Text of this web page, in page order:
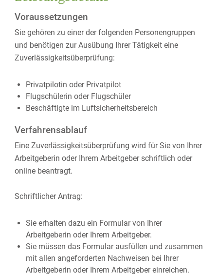
Voraussetzungen
Sie gehören zu einer der folgenden Personengruppen
und benötigen zur Ausübung Ihrer Tätigkeit eine
Zuverlässigkeitsüberprüfung:
Privatpilotin oder Privatpilot
Flugschülerin oder Flugschüler
Beschäftigte im Luftsicherheitsbereich
Verfahrensablauf
Eine Zuverlässigkeitsüberprüfung wird für Sie von Ihrer
Arbeitgeberin oder Ihrem Arbeitgeber schriftlich oder
online beantragt.
Schriftlicher Antrag:
Sie erhalten dazu ein Formular von Ihrer
Arbeitgeberin oder Ihrem Arbeitgeber.
Sie müssen das Formular ausfüllen und zusammen
mit allen angeforderten Nachweisen bei Ihrer
Arbeitgeberin oder Ihrem Arbeitgeber einreichen.